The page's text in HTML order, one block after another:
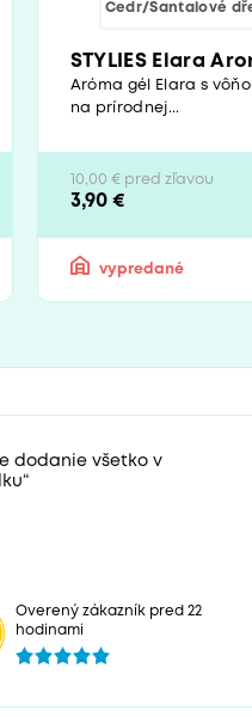
Cedr/Santalové
STYLIES Elara
Aróma gél Elara s
na prírodnej...
10,00 € pred zľavou
3,90 €
vypredané
dodanie všetko v
Overený zákazník pred 22
hodinami